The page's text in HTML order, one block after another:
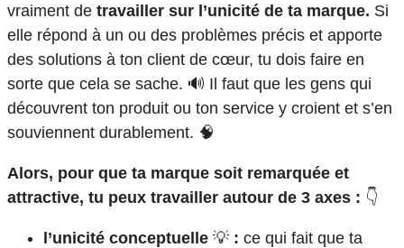
vraiment de travailler sur l’unicité de ta marque. Si
elle répond à un ou des problèmes précis et apporte
des solutions à ton client de cœur, tu dois faire en
sorte que cela se sache. 🔊 Il faut que les gens qui
découvrent ton produit ou ton service y croient et s’en
souviennent durablement. 🧠
Alors, pour que ta marque soit remarquée et
attractive, tu peux travailler autour de 3 axes : 👇
l’unicité conceptuelle 💡 : ce qui fait que ta